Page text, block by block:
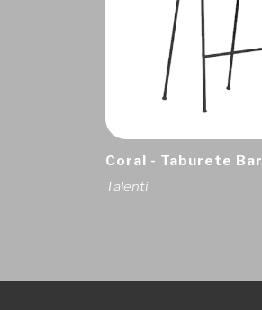
Coral - Taburete Bar
Talenti